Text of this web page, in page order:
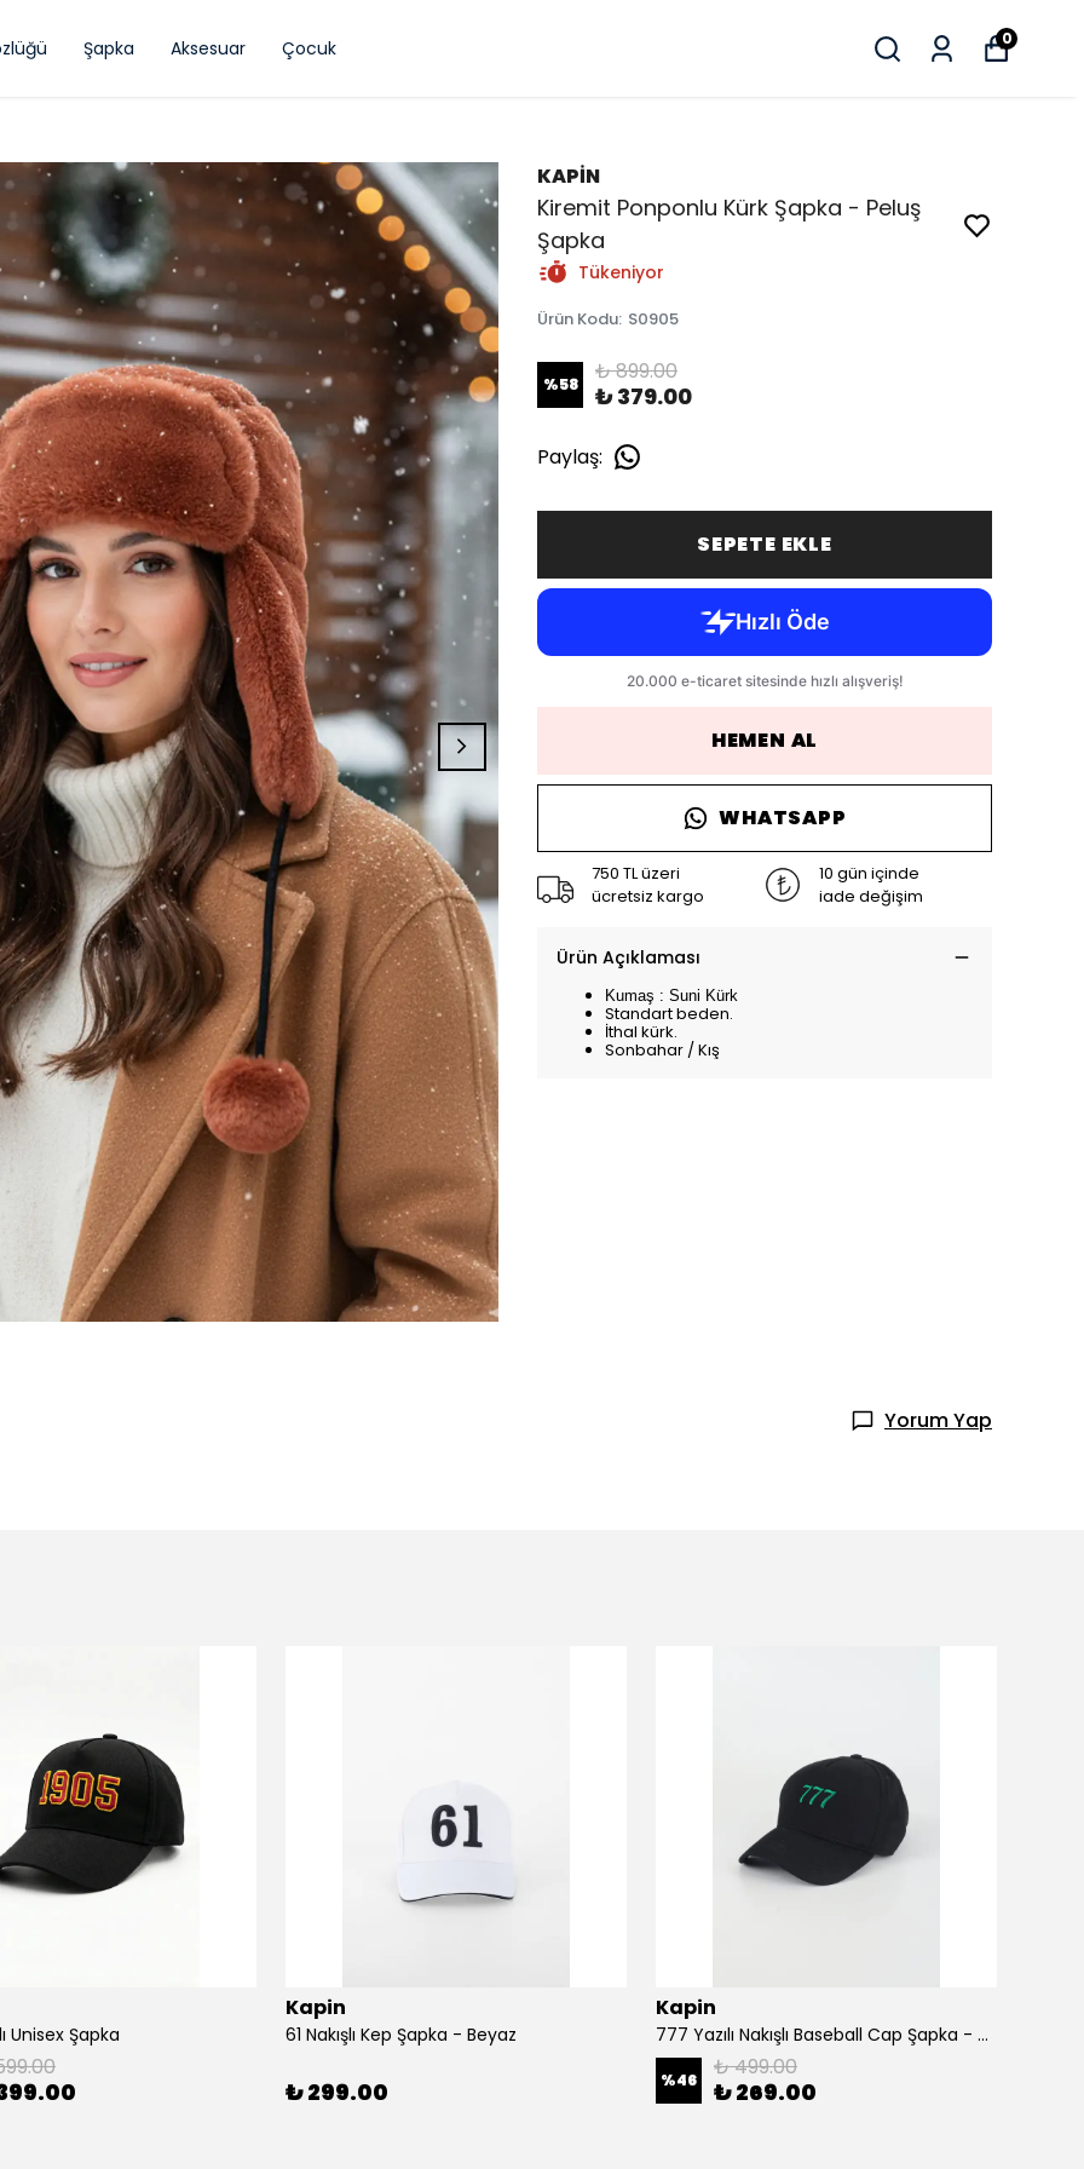
Şapka Aksesuar Çocuk 0
KAPİN
Kiremit Ponponlu Kürk Şapka - Peluş
Şapka
Tükeniyor
Ürün Kodu: S0905
%58 ₺ 899.00
₺ 379.00
Paylaş:
SEPETE EKLE
HEMEN AL
WHATSAPP
750 TL üzeri
ücretsiz kargo
10 gün içinde
iade değişim
Ürün Açıklaması
Kumaş : Suni Kürk
Standart beden.
İthal kürk.
Sonbahar / Kış
Yorum Yap
Unisex Şapka
Kapin
61 Nakışlı Kep Şapka - Beyaz
₺ 299.00
Kapin
777 Yazılı Nakışlı Baseball Cap Şapka - Siyah
%46 ₺ 499.00
₺ 269.00